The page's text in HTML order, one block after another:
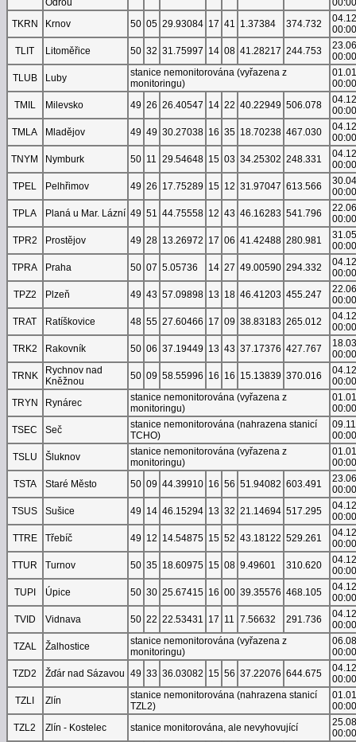
Odrou
00:00
TKRN
Krnov 50 05 29.93084 17 41 1.37384 374.732
00:00
TLIT
Litoměřice 50 32 31.75997 14 08 41.28217 244.753
00:00
TLUB
Luby
stanice nemonitorována (vyřazena z
monitoringu)
00:00
TMIL
Milevsko 49 26 26.40547 14 22 40.22949 506.078
00:00
TMLA
Mladějov 49 49 30.27038 16 35 18.70238 467.030
00:00
TNYM
Nymburk 50 11 29.54648 15 03 34.25302 248.331
00:00
TPEL
Pelhřimov 49 26 17.75289 15 12 31.97047 613.566
00:00
TPLA
Planá u Mar. Lázní 49 51 44.75558 12 43 46.16283 541.796
00:00
TPR2
Prostějov 49 28 13.26972 17 06 41.42488 280.981
00:00
TPRA
Praha 50 07 5.05736 14 27 49.00590 294.332
00:00
TPZ2
Plzeň 49 43 57.09898 13 18 46.41203 455.247
00:00
TRAT
Ratíškovice 48 55 27.60466 17 09 38.83183 265.012
00:00
TRK2
Rakovník 50 06 37.19449 13 43 37.17376 427.767
00:00
TRNK
Rychnov nad
Kněžnou
50 09 58.55996 16 16 15.13839 370.016
00:00
TRYN
Rynárec
stanice nemonitorována (vyřazena z
monitoringu)
00:00
TSEC
Seč
stanice nemonitorována (nahrazena stanicí
TCHO)
00:00
TSLU
Šluknov
stanice nemonitorována (vyřazena z
monitoringu)
00:00
TSTA
Staré Město 50 09 44.39910 16 56 51.94082 603.491
00:00
TSUS
Sušice 49 14 46.15294 13 32 21.14694 517.295
00:00
TTRE
Třebíč 49 12 14.54875 15 52 43.18122 529.261
00:00
TTUR
Turnov 50 35 18.60975 15 08 9.49601 310.620
00:00
TUPI
Úpice 50 30 25.67415 16 00 39.35576 468.105
00:00
TVID
Vidnava 50 22 22.53431 17 11 7.56632 291.736
00:00
TZAL
Žalhostice
stanice nemonitorována (vyřazena z
monitoringu)
00:00
TZD2
Žďár nad Sázavou 49 33 36.03082 15 56 37.22076 644.675
00:00
TZLI
Zlín
stanice nemonitorována (nahrazena stanicí
TZL2)
00:00
TZL2
Zlín - Kostelec stanice monitorována, ale nevyhovující
00:00